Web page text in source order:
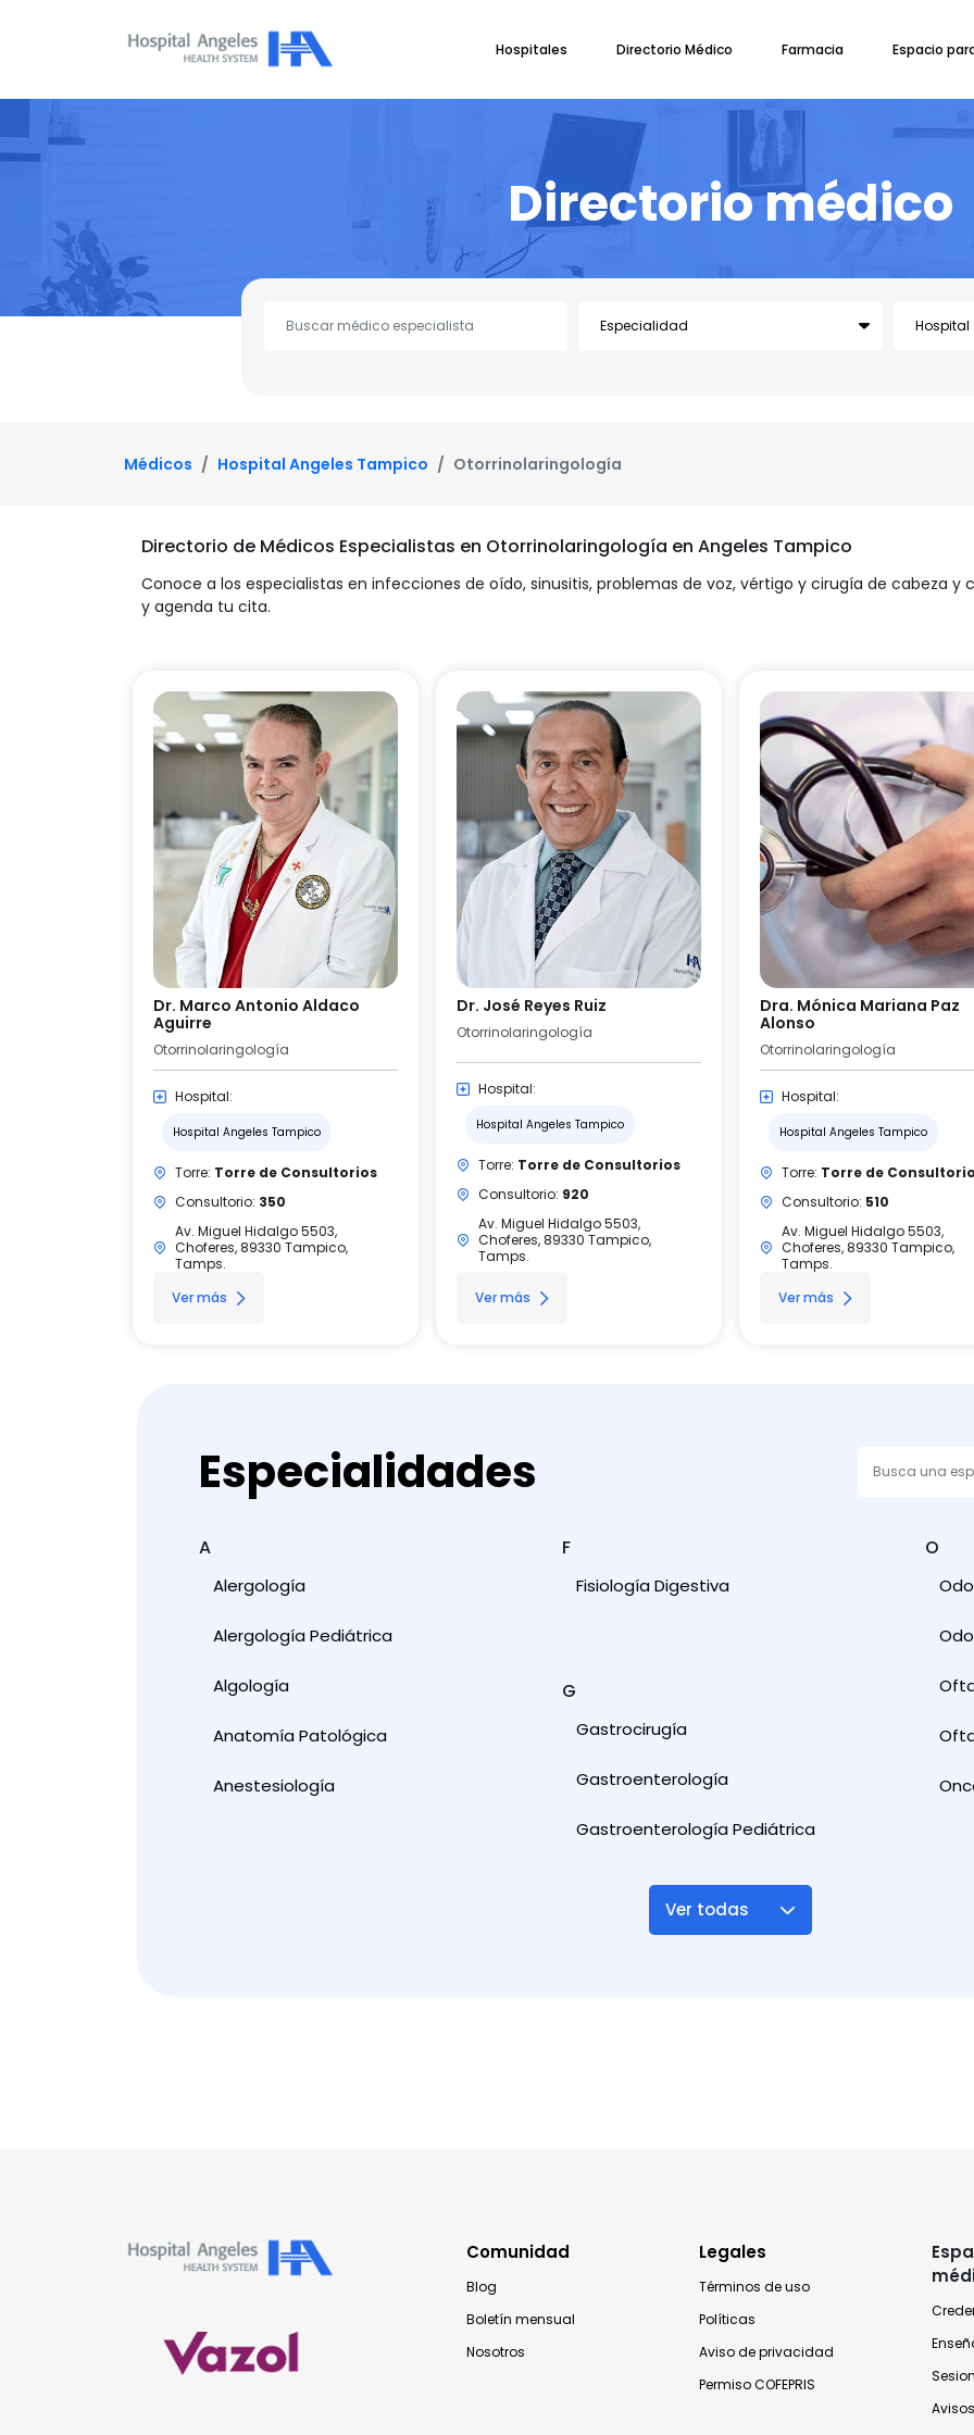
Hospitales Directorio Médico Farmacia Espacio
Directorio médico
Médicos Hospital Angeles Tampico Otorrinolaringología
Directorio de Médicos Especialistas en Otorrinolaringología en Angeles Tampico
Conoce a los especialistas en infecciones de oído, sinusitis, problemas de voz, vértigo y cirugía de cabeza y
y agenda tu cita.
Dr. Marco Antonio Aldaco
Aguirre
Otorrinolaringología
Hospital:
Hospital Angeles Tampico
Torre: Torre de Consultorios
Consultorio: 350
Av. Miguel Hidalgo 5503,
Choferes, 89330 Tampico,
Tamps.
Ver más
Dr. José Reyes Ruiz
Otorrinolaringología
Hospital:
Hospital Angeles Tampico
Torre: Torre de Consultorios
Consultorio: 920
Av. Miguel Hidalgo 5503,
Choferes, 89330 Tampico,
Tamps.
Ver más
Dra. Mónica Mariana Paz
Alonso
Otorrinolaringología
Hospital:
Hospital Angeles Tampico
Torre: Torre de
Consultorio: 510
Av. Miguel Hidalgo 5503,
Choferes, 89330 Tampico,
Tamps.
Ver más
Especialidades
A
Alergología
Alergología Pediátrica
Algología
Anatomía Patológica
Anestesiología
F
Fisiología Digestiva
G
Gastrocirugía
Gastroenterología
Gastroenterología Pediátrica
O
Ver todas
Comunidad
Blog
Boletín mensual
Nosotros
Legales
Términos de uso
Políticas
Aviso de privacidad
Permiso COFEPRIS